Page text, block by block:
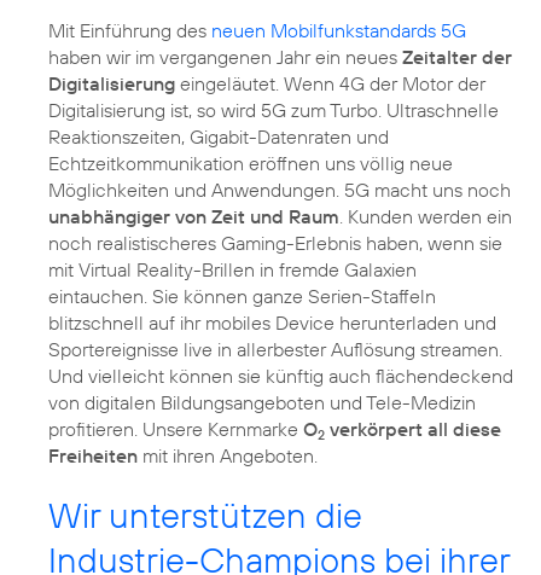
Mit Einführung des neuen Mobilfunkstandards 5G
haben wir im vergangenen Jahr ein neues Zeitalter der
Digitalisierung eingeläutet. Wenn 4G der Motor der
Digitalisierung ist, so wird 5G zum Turbo. Ultraschnelle
Reaktionszeiten, Gigabit-Datenraten und
Echtzeitkommunikation eröffnen uns völlig neue
Möglichkeiten und Anwendungen. 5G macht uns noch
unabhängiger von Zeit und Raum . Kunden werden ein
noch realistischeres Gaming-Erlebnis haben, wenn sie
mit Virtual Reality-Brillen in fremde Galaxien
eintauchen. Sie können ganze Serien-Staffeln
blitzschnell auf ihr mobiles Device herunterladen und
Sportereignisse live in allerbester Auflösung streamen.
Und vielleicht können sie künftig auch flächendeckend
von digitalen Bildungsangeboten und Tele-Medizin
profitieren. Unsere Kernmarke O2 verkörpert all diese
Freiheiten mit ihren Angeboten.
Wir unterstützen die
Industrie-Champions bei ihrer